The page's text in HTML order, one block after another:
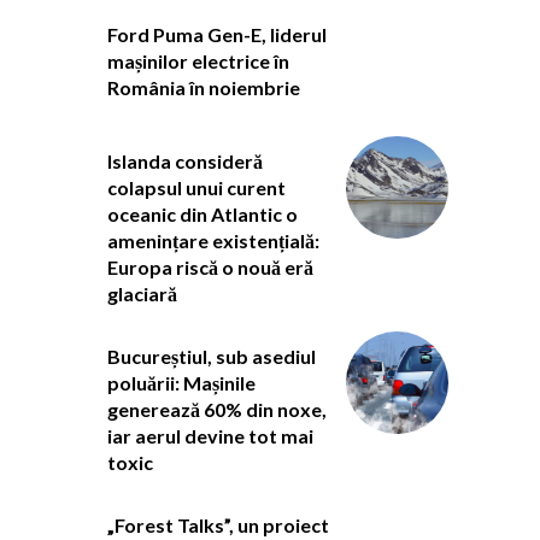
Ford Puma Gen-E, liderul
mașinilor electrice în
România în noiembrie
Islanda consideră
colapsul unui curent
oceanic din Atlantic o
amenințare existențială:
Europa riscă o nouă eră
glaciară
Bucureștiul, sub asediul
poluării: Mașinile
generează 60% din noxe,
iar aerul devine tot mai
toxic
„Forest Talks”, un proiect